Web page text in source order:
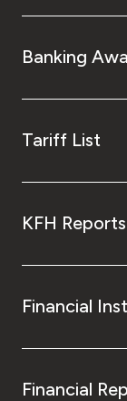
Banking
Tariff List
KFH Reports
Financial
Financial